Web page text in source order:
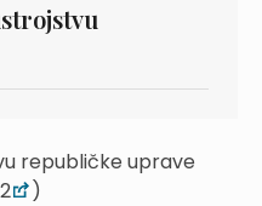
republičke uprave
)